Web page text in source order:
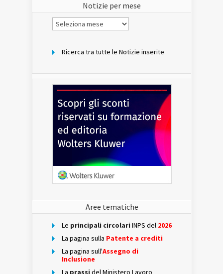
Notizie per mese
Notizie
per
Ricerca tra tutte le Notizie inserite
Aree tematiche
Le principali circolari INPS del 2026
La pagina sulla Patente a crediti
La pagina sull'Assegno di
Inclusione
La prassi del Ministero Lavoro